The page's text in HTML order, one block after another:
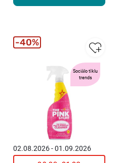
Sociālo tīklu
trends
02.08.2026 - 01.09.2026
40%